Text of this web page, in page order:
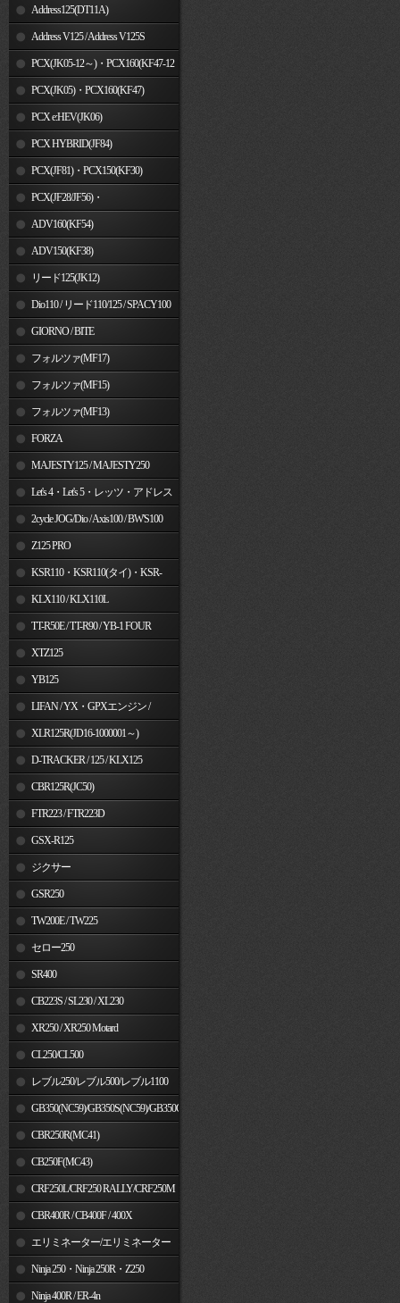
Address125(DT11A)
Address V125 / Address V125S
PCX(JK05-12～)・PCX160(KF47-12
～) PCX(JK05)・PCX160(KF47)
PCX e:HEV(JK06)
PCX HYBRID(JF84)
PCX(JF81)・PCX150(KF30)
PCX(JF28/JF56)・
PCX150(KF12/KF18)
ADV160(KF54)
ADV150(KF38)
リード125(JK12)
Dio110 / リード110/125 / SPACY100
GIORNO / BITE
フォルツァ(MF17)
フォルツァ(MF15)
フォルツァ(MF13)
FORZA
MAJESTY125 / MAJESTY250
Let's 4・Let's 5・レッツ・アドレス
V50 2cycle JOG/Dio / Axis100 / BW'S100
Z125 PRO
KSR110・KSR110(タイ)・KSR-
I/II・KSR PRO
KLX110 / KLX110L
TT-R50E / TT-R90 / YB-1 FOUR
XTZ125
YB125
LIFAN / YX・GPXエンジン /
JinchengXLR125R(JD16-1000001～)
D-TRACKER / 125 / KLX125
CBR125R(JC50)
FTR223 / FTR223D
GSX-R125
ジクサー
GSR250
TW200E / TW225
セロー250
SR400
CB223S / SL230 / XL230
XR250 / XR250 Motard
CL250/CL500
レブル250/レブル500/レブル1100
GB350(NC59)/GB350S(NC59)/GB350C(NC64)
CBR250R(MC41)
CB250F(MC43)
CRF250L/CRF250 RALLY/CRF250M
CBR400R / CB400F / 400X
エリミネーター/エリミネーター
SE Ninja 250・Ninja 250R・Z250
Ninja 400R / ER-4n